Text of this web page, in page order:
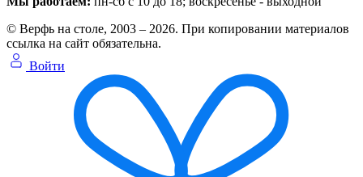
© Верфь на столе, 2003 – 2026. При копировании материалов
ссылка на сайт обязательна.
Войти